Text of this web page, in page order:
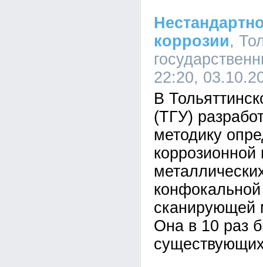
коррозии,
22:20,
В
(ТГУ)
методику
сканирующей
Она в 10 раз